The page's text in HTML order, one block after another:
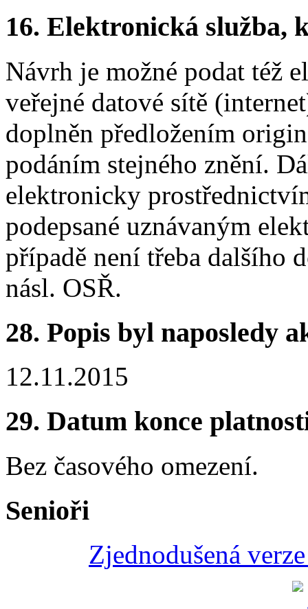
16. Elektronická služba,
Návrh je možné podat též
veřejné datové sítě
doplněn předložením
podáním stejného znění.
elektronicky
podepsané uznávaným
případě není třeba dalšího
násl. OSŘ.
28. Popis byl naposledy
12.11.2015
29. Datum konce
Bez časového omezení.
Senioři
Zjednodušená